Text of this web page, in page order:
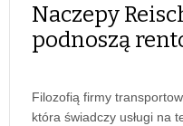
Naczepy
podnoszą
Filozofią firmy
która świadczy usługi na